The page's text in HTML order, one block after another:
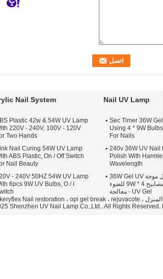
Nail UV Lamp
120 Sec Timer 36W
Using 4 * 9W Bulbs
For Nails
220 - 240v 36W UV
Polish With
Wavelength
غير ضارة 370nm طول موجة 36W Gel UV
Nail Lamp باستخدام المصابيح 4 * 9W للضوء
UV Gel - معالجة
Nail System
Plastic 42w & 54W UV Lamp
220V - 240V, 100V - 120V
Two Hands
Nail Curing 54W UV Lamp
ABS Plastic, On / Off Switch
Nail Beauty
- 240V 50HZ 54W UV Lamp
6pcs 9W UV Bulbs, O / I